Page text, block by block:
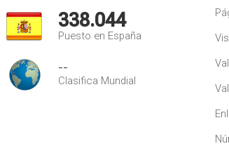
338.044
Puesto en España
--
Clasifica Mundial